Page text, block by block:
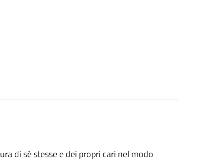
di sé stesse e dei propri cari nel modo